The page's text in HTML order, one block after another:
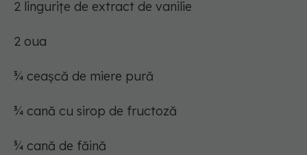
2 lingurițe de extract de vanilie
2 oua
¾ ceașcă de miere pură
¾ cană cu sirop de fructoză
¾ cană de făină